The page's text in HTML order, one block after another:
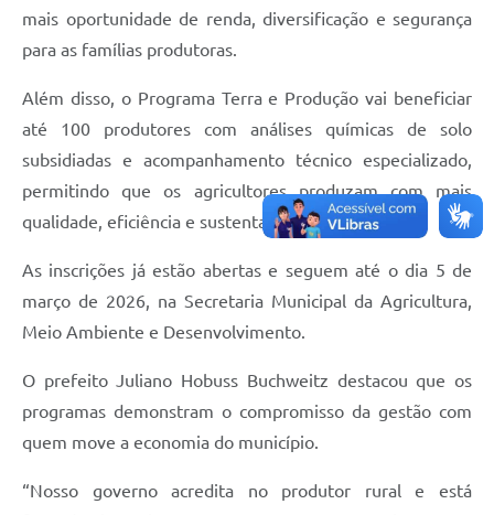
mais oportunidade de renda, diversificação e segurança
para as famílias produtoras.
Além disso, o Programa Terra e Produção vai beneficiar
até 100 produtores com análises químicas de solo
subsidiadas e acompanhamento técnico especializado,
permitindo que os agricultores produzam com mais
qualidade, eficiência e sustentabilidade.
As inscrições já estão abertas e seguem até o dia 5 de
março de 2026, na Secretaria Municipal da Agricultura,
Meio Ambiente e Desenvolvimento.
O prefeito Juliano Hobuss Buchweitz destacou que os
programas demonstram o compromisso da gestão com
quem move a economia do município.
“Nosso governo acredita no produtor rural e está